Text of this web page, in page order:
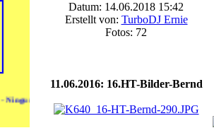
Hombre Roots
Datum: 14.06.2018 15:42
Erstellt von: TurboDJ Ernie
Fotos: 72
11.06.2016: 16.HT-Bilder-Bernd